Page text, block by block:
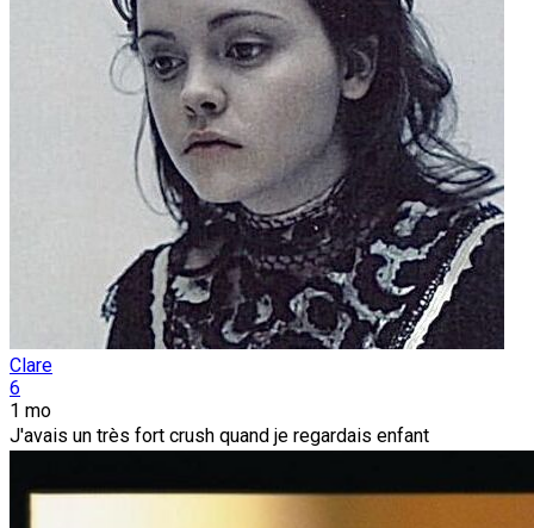
Clare
6
1 mo
J'avais un très fort crush quand je regardais enfant